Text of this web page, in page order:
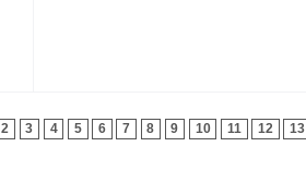
2 3 4 5 6 7 8 9 10 11 12 13